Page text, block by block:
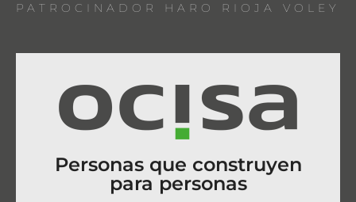
PATROCINADOR HARO RIOJA VOLEY
Personas que construyen
para personas